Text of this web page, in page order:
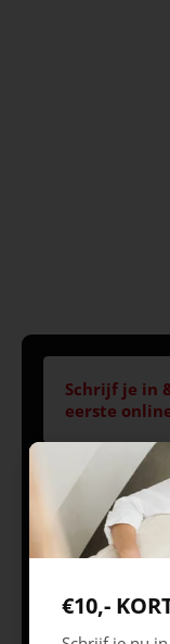
Schrijf je in
eerste
Volg ons
ZC
€10,-